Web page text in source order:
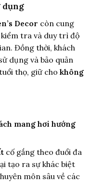
dụng
Decor còn cung
tra và duy trì độ
Đồng thời, khách
dụng và bảo quản
thọ, giữ cho không
mang hơi hướng
cố gắng theo đuổi đa
tạo ra sự khác biệt
môn sâu về các